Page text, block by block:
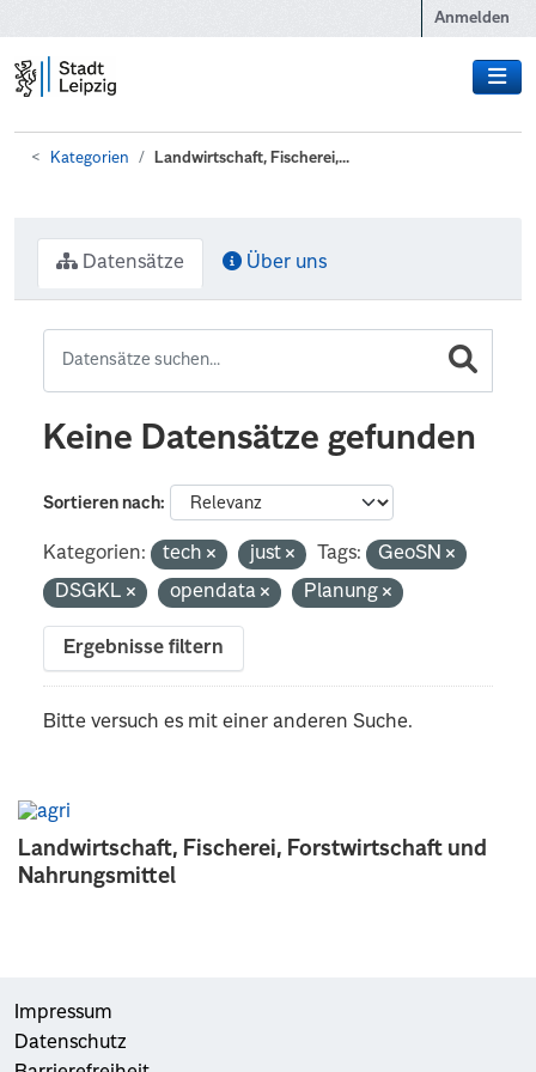
Anmelden
Kategorien Landwirtschaft, Fischerei,...
Landwirtschaft, Fischerei, Forstwirtschaft und
Nahrungsmittel
Datensätze Über uns
Keine Datensätze gefunden
Sortieren nach
Kategorien: tech just Tags:
GeoSN
DSGKL
opendata Planung
Ergebnisse filtern
Bitte versuch es mit einer anderen Suche.
Impressum
Datenschutz